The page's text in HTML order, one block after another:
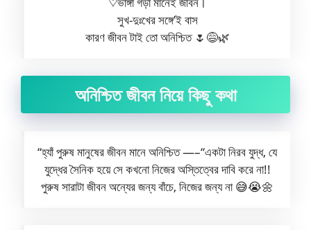
সুখ-দুঃখের সঙ্গে’ই বাস
কারণ জীবন টাই তো অনিশ্চিত 🌷😅🌿
অনিশ্চিত জীবন নিয়ে কিছু কথা
“হ্যাঁ পুরুষ মানুষের জীবন মানে অনিশ্চিত —–“একটা নিরব যুদ্ধ, যে
যুদ্ধের সৈনিক হয়ে সে কখনো নিজের অস্তিত্বের দাবি করে না!!
পুরুষ সারাটা জীবন অন্যের জন্য বাঁচে, নিজের জন্য না 😅😭🌼